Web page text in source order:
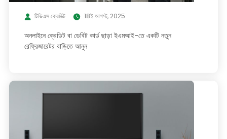
টিভিএস ক্রেডিট 18ই আগস্ট, 2025
অনলাইনে ক্রেডিট বা ডেবিট কার্ড ছাড়া ইএমআই-তে একটি নতুন
রেফ্রিজারেটর বাড়িতে আনুন